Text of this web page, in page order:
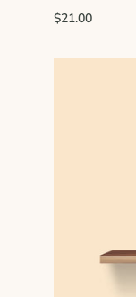
$21.00